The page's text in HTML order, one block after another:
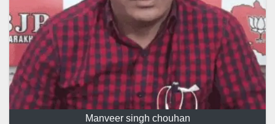
Manveer singh chouhan